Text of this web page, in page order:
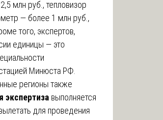
млн руб., тепловизор
— более 1 млн руб.,
того, экспертов,
единицы — это
Минюста РФ.
регионы также
экспертиза выполняется
для проведения